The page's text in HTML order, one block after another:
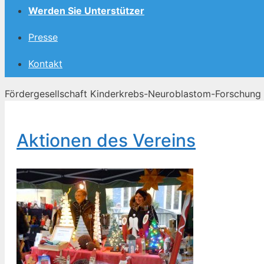
Werden Sie Unterstützer
Presse
Kontakt
Fördergesellschaft Kinderkrebs-Neuroblastom-Forschung
Aktionen des Vereins